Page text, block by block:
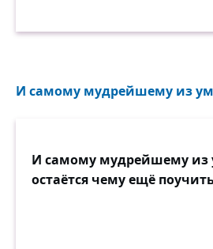
И самому мудрейшему из
И самому мудрейшему из
остаётся чему ещё